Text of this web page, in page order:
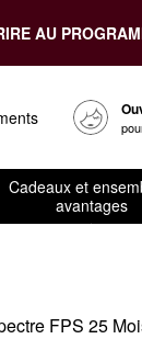
AU
Cadeaux et
avantages
FPS 25